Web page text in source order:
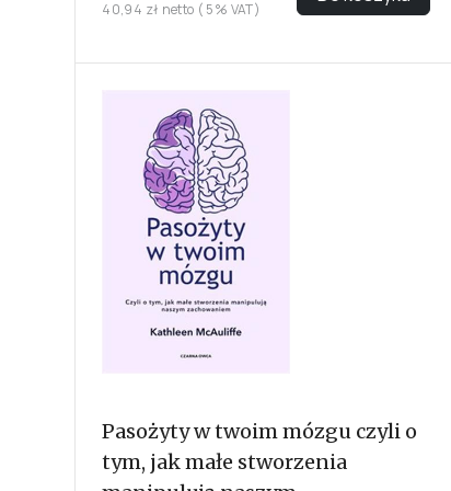
40,94 zł netto ( 5% VAT)
Pasożyty w twoim mózgu czyli o
tym, jak małe stworzenia